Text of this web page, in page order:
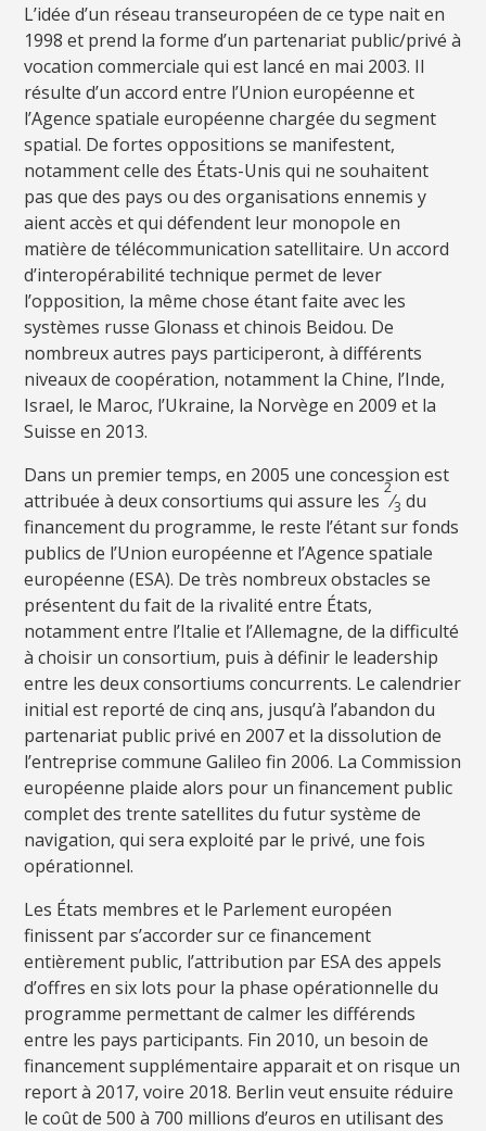
L’idée d’un réseau transeuropéen de ce type nait en
1998 et prend la forme d’un partenariat public/privé à
vocation commerciale qui est lancé en mai 2003. Il
résulte d’un accord entre l’Union européenne et
l’Agence spatiale européenne chargée du segment
spatial. De fortes oppositions se manifestent,
notamment celle des États-Unis qui ne souhaitent
pas que des pays ou des organisations ennemis y
aient accès et qui défendent leur monopole en
matière de télécommunication satellitaire. Un accord
d’interopérabilité technique permet de lever
l’opposition, la même chose étant faite avec les
systèmes russe Glonass et chinois Beidou. De
nombreux autres pays participeront, à différents
niveaux de coopération, notamment la Chine, l’Inde,
Israel, le Maroc, l’Ukraine, la Norvège en 2009 et la
Suisse en 2013.
Dans un premier temps, en 2005 une concession est
attribuée à deux consortiums qui assure les
2
⁄3 du
financement du programme, le reste l’étant sur fonds
publics de l’Union européenne et l’Agence spatiale
européenne (ESA). De très nombreux obstacles se
présentent du fait de la rivalité entre États,
notamment entre l’Italie et l’Allemagne, de la difficulté
à choisir un consortium, puis à définir le leadership
entre les deux consortiums concurrents. Le calendrier
initial est reporté de cinq ans, jusqu’à l’abandon du
partenariat public privé en 2007 et la dissolution de
l’entreprise commune Galileo fin 2006. La Commission
européenne plaide alors pour un financement public
complet des trente satellites du futur système de
navigation, qui sera exploité par le privé, une fois
opérationnel.
Les États membres et le Parlement européen
finissent par s’accorder sur ce financement
entièrement public, l’attribution par ESA des appels
d’offres en six lots pour la phase opérationnelle du
programme permettant de calmer les différends
entre les pays participants. Fin 2010, un besoin de
financement supplémentaire apparait et on risque un
report à 2017, voire 2018. Berlin veut ensuite réduire
le coût de 500 à 700 millions d’euros en utilisant des